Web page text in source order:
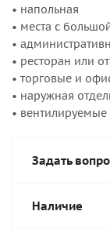
• напольная
• места с
•
• ресторан или
• торговые и
• наружная
•
Задать
Наличие